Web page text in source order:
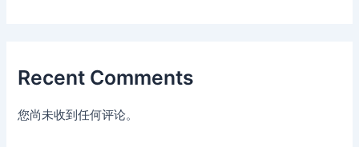
Recent Comments
您尚未收到任何评论。